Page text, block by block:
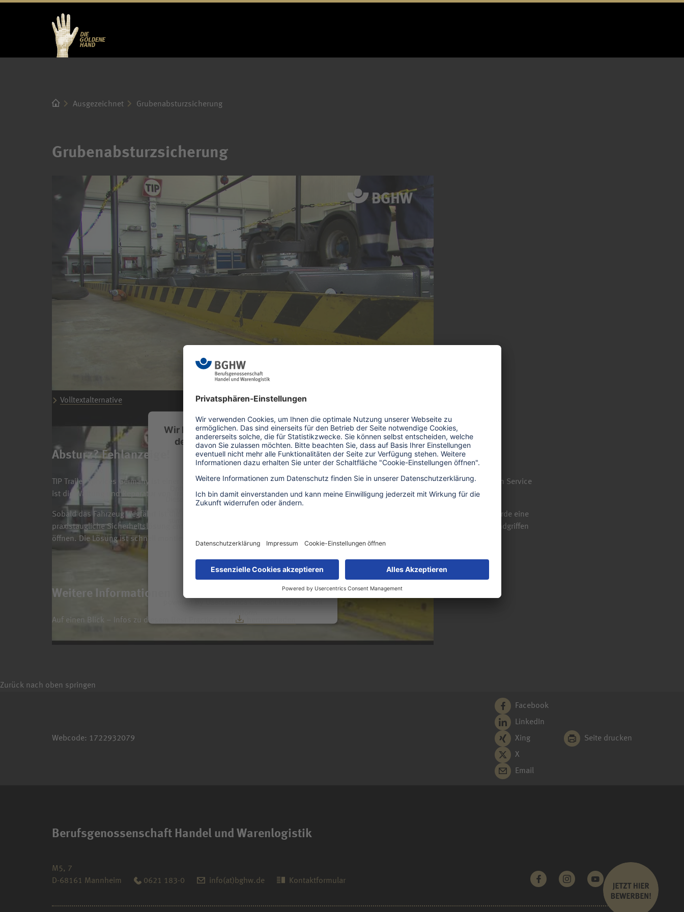
Ausgezeichnet Grubenabsturzsicherung
Grubenabsturzsicherung
Wir benötigen Ihre Zustimmung, um
den YouTube Video-Service zu
laden!
Wir verwenden einen Service eines
Dieser Service kann Daten zu Ihren Aktivitäten
Volltextalternative
Absturz? Fehlanzeige!
TIP Trailer Services Germany ist einer der führenden Anbieter von Dienstleistungen rund um den Fuhrpark von Nutzfahrzeugen. Ein Service
ist die Wartung und Reparatur von Trailern, den Aufliegern der Lkw. Die Arbeiten hierfür erfolgen meist in einer Grube.
Sobald das Fahrzeug wegfährt ist die Grube offen und stellt ein erhebliches Absturzrisiko dar. In der TIP Werkstatt in Nürnberg wurde eine
praxistaugliche Sicherheitslösung entwickelt. Die Absturzsicherung ist fest an der Grube montiert und lässt sich mit wenigen Handgriffen
öffnen. Die Lösung ist schnell montierbar, kostengünstig und schützt die Mitarbeiter vor potenzieller Gefahr.
Weitere Informationen
Auf einen Blick – Infos zu diesem Best Practice jetzt
Zurück nach oben springen
Webcode: 1722932079
Facebook
LinkedIn
Xing
X
Email
Seite drucken
Berufsgenossenschaft Handel und Warenlogistik
M5, 7
D-68161 Mannheim
0621 183-0 info(at)bghw.de Kontaktformular